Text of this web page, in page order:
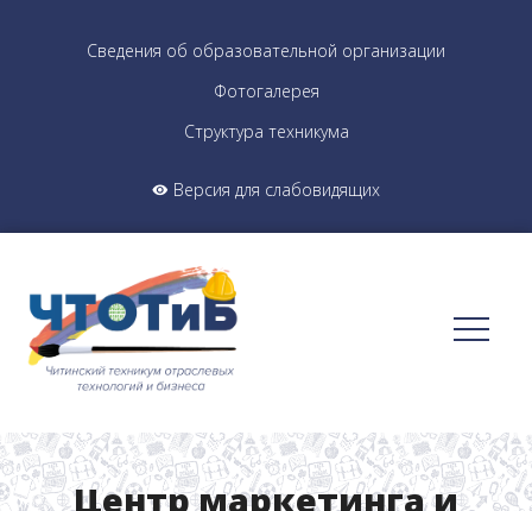
Сведения об образовательной организации
Фотогалерея
Структура техникума
Версия для слабовидящих
Центр маркетинга и